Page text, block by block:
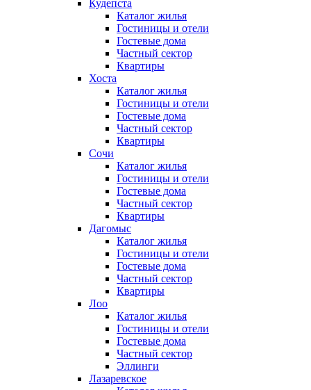
Кудепста
Каталог жилья
Гостиницы и отели
Гостевые дома
Частный сектор
Квартиры
Хоста
Каталог жилья
Гостиницы и отели
Гостевые дома
Частный сектор
Квартиры
Сочи
Каталог жилья
Гостиницы и отели
Гостевые дома
Частный сектор
Квартиры
Дагомыс
Каталог жилья
Гостиницы и отели
Гостевые дома
Частный сектор
Квартиры
Лоо
Каталог жилья
Гостиницы и отели
Гостевые дома
Частный сектор
Эллинги
Лазаревское